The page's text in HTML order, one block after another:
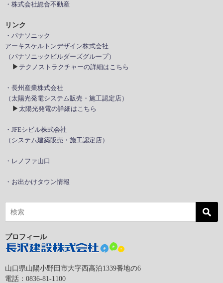
・株式会社総合不動産
リンク
・パナソニック
アーキスケルトンデザイン株式会社
（パナソニックビルダーズグループ）
▶ テクノストラクチャーの詳細はこちら
・長州産業株式会社
（太陽光発電システム販売・施工認定店）
▶ 太陽光発電の詳細はこちら
・JFEシビル株式会社
（システム建築販売・施工認定店）
・レノファ山口
・お出かけタウン情報
プロフィール
山口県山陽小野田市大字西高泊1339番地の6
電話：0836-81-1100